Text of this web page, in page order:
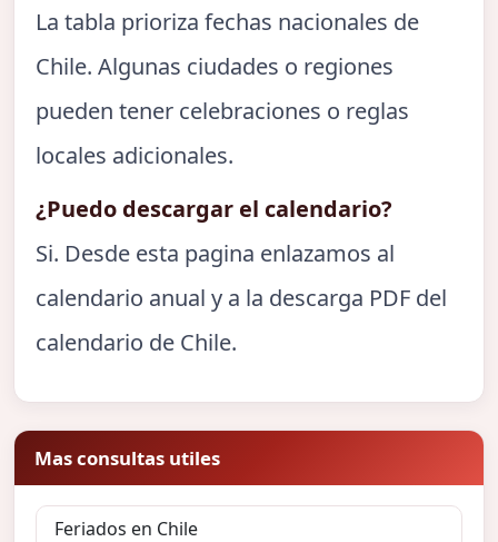
La tabla prioriza fechas nacionales de
Chile. Algunas ciudades o regiones
pueden tener celebraciones o reglas
locales adicionales.
¿Puedo descargar el calendario?
Si. Desde esta pagina enlazamos al
calendario anual y a la descarga PDF del
calendario de Chile.
Mas consultas utiles
Feriados en Chile